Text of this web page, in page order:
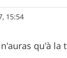
15:54
qu'à la